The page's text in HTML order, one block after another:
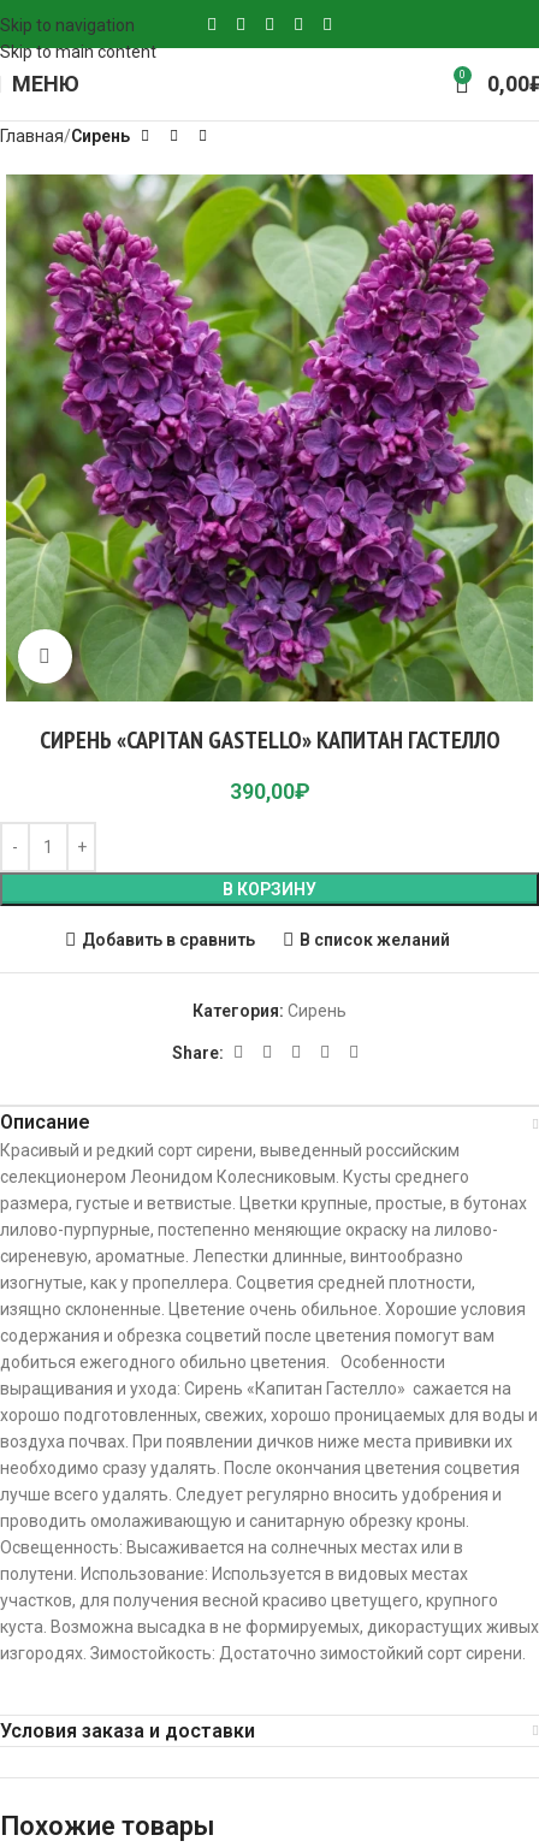
Skip to navigation
Skip to main content
МЕНЮ 0 0,00
Главная Сирень
Click to enlarge
СИРЕНЬ «CAPITAN GASTELLO» КАПИТАН ГАСТЕЛЛО
390,00₽
В КОРЗИНУ
Добавить в сравнить В список желаний
Категория: Сирень
Share:
Описание
Красивый и редкий сорт сирени, выведенный российским
селекционером Леонидом Колесниковым. Кусты среднего
размера, густые и ветвистые. Цветки крупные, простые, в бутонах
лилово-пурпурные, постепенно меняющие окраску на лилово-
сиреневую, ароматные. Лепестки длинные, винтообразно
изогнутые, как у пропеллера. Соцветия средней плотности,
изящно склоненные. Цветение очень обильное. Хорошие условия
содержания и обрезка соцветий после цветения помогут вам
добиться ежегодного обильно цветения. Особенности
выращивания и ухода: Сирень «Капитан Гастелло» сажается на
хорошо подготовленных, свежих, хорошо проницаемых для воды и
воздуха почвах. При появлении дичков ниже места прививки их
необходимо сразу удалять. После окончания цветения соцветия
лучше всего удалять. Следует регулярно вносить удобрения и
проводить омолаживающую и санитарную обрезку кроны.
Освещенность: Высаживается на солнечных местах или в
полутени. Использование: Используется в видовых местах
участков, для получения весной красиво цветущего, крупного
куста. Возможна высадка в не формируемых, дикорастущих живых
изгородях. Зимостойкость: Достаточно зимостойкий сорт сирени.
Условия заказа и доставки
Похожие товары